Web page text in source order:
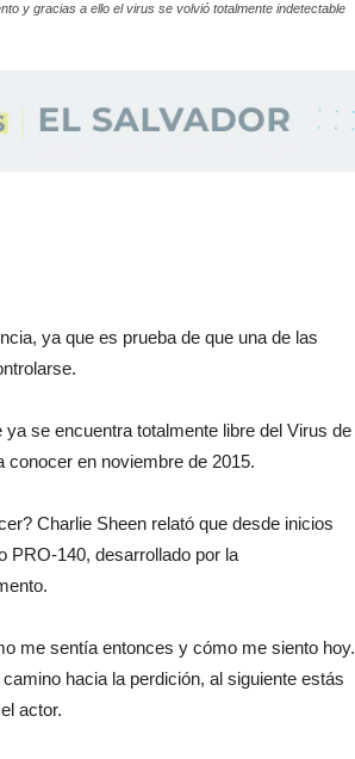
y gracias a ello el virus se volvió totalmente indetectable
ya que es prueba de que una de las
se encuentra totalmente libre del Virus de
en noviembre de 2015.
Charlie Sheen relató que desde inicios
PRO-140, desarrollado por la
me sentía entonces y cómo me siento hoy.
hacia la perdición, al siguiente estás
actor.